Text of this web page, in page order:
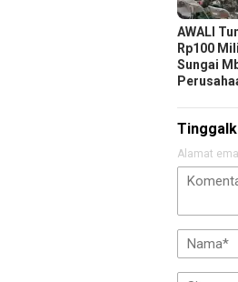
AWALI
Rp100
Sungai
Alamat